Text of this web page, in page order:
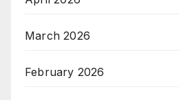
March 2026
February 2026